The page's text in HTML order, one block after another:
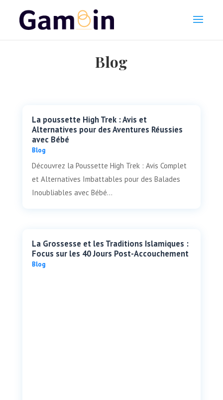
Blog
La poussette High Trek : Avis et
Alternatives pour des Aventures Réussies
avec Bébé
Blog
Découvrez la Poussette High Trek : Avis Complet
et Alternatives Imbattables pour des Balades
Inoubliables avec Bébé...
La Grossesse et les Traditions Islamiques :
Focus sur les 40 Jours Post-Accouchement
Blog